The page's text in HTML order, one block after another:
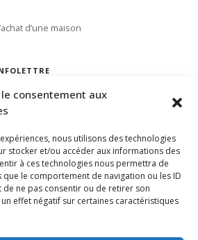
consentement aux
nous utilisons des technologies
stocker et/ou accéder aux informations des
à ces technologies nous permettra de
le comportement de navigation ou les ID
de ne pas consentir ou de retirer son
effet négatif sur certaines caractéristiques
d’une maison